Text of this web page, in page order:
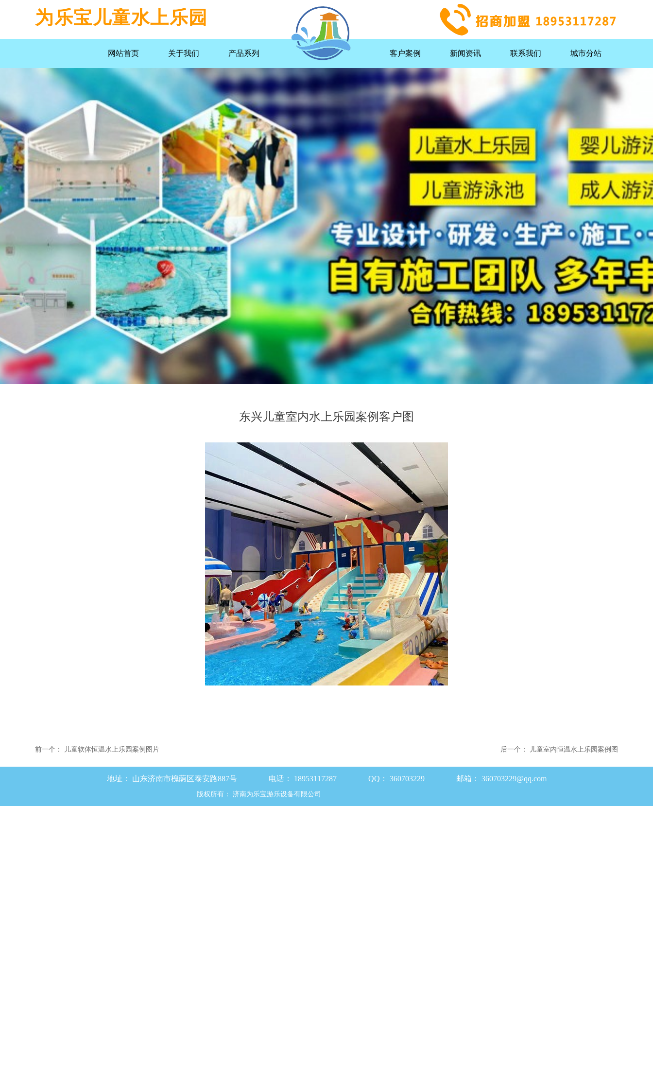
客户案例 新闻资讯 联系我们 城市分站
网站首页 关于我们 产品系列
为乐宝儿童水上乐园
东兴儿童室内水上乐园案例客户图
前一个： 儿童软体恒温水上乐园案例图片 后一个： 儿童室内恒温水上乐园案例图
地址： 山东济南市槐荫区泰安路887号 电话： 18953117287 QQ： 360703229 邮箱： 360703229@qq.com
版权所有： 济南为乐宝游乐设备有限公司